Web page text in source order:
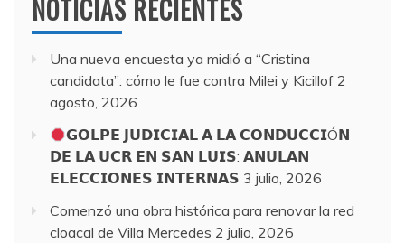
NOTICIAS RECIENTES
Una nueva encuesta ya midió a “Cristina
candidata”: cómo le fue contra Milei y Kicillof 2
agosto, 2026
𝗚𝗢𝗟𝗣𝗘 𝗝𝗨𝗗𝗜𝗖𝗜𝗔𝗟 𝗔 𝗟𝗔 𝗖𝗢𝗡𝗗𝗨𝗖𝗖𝗜Ó𝗡
𝗗𝗘 𝗟𝗔 𝗨𝗖𝗥 𝗘𝗡 𝗦𝗔𝗡 𝗟𝗨𝗜𝗦: 𝗔𝗡𝗨𝗟𝗔𝗡
𝗘𝗟𝗘𝗖𝗖𝗜𝗢𝗡𝗘𝗦 𝗜𝗡𝗧𝗘𝗥𝗡𝗔𝗦 3 julio, 2026
Comenzó una obra histórica para renovar la red
cloacal de Villa Mercedes 2 julio, 2026